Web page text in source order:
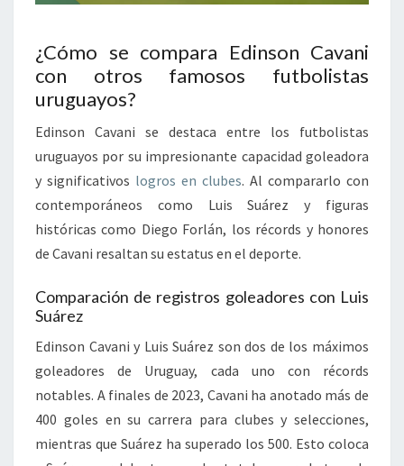
¿Cómo se compara Edinson Cavani
con otros famosos futbolistas
uruguayos?
Edinson Cavani se destaca entre los futbolistas
uruguayos por su impresionante capacidad goleadora
y significativos logros en clubes. Al compararlo con
contemporáneos como Luis Suárez y figuras
históricas como Diego Forlán, los récords y honores
de Cavani resaltan su estatus en el deporte.
Comparación de registros goleadores con Luis
Suárez
Edinson Cavani y Luis Suárez son dos de los máximos
goleadores de Uruguay, cada uno con récords
notables. A finales de 2023, Cavani ha anotado más de
400 goles en su carrera para clubes y selecciones,
mientras que Suárez ha superado los 500. Esto coloca